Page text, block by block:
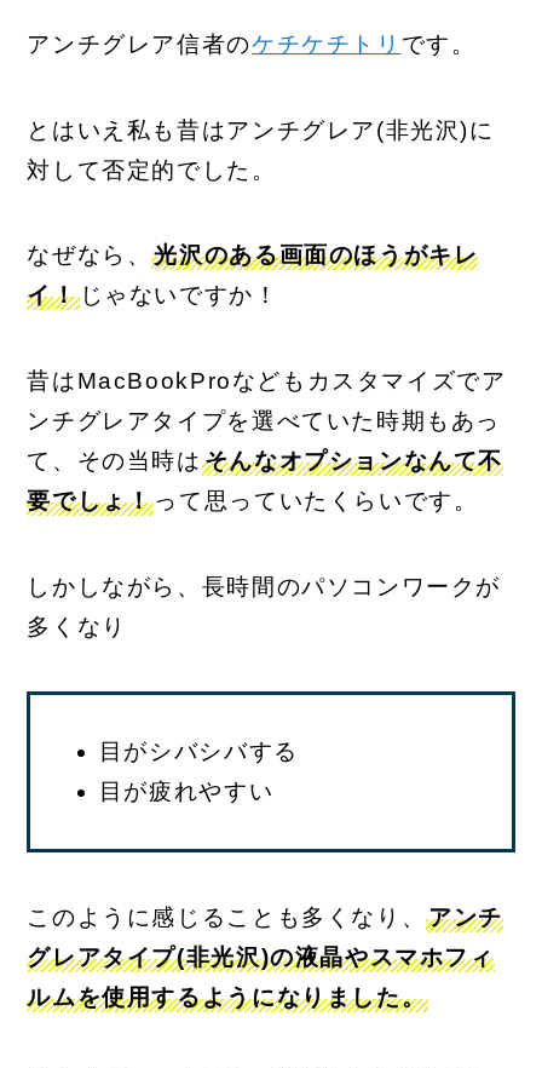
アンチグレア信者のケチケチトリ です。
とはいえ私も昔はアンチグレア(非光沢)に
対して否定的でした。
なぜなら、光沢のある画面のほうがキレ
イ！じゃないですか！
昔はMacBookProなどもカスタマイズでア
ンチグレアタイプを選べていた時期もあっ
て、その当時は そんなオプションなんて不
要でしょ！ って思っていたくらいです。
しかしながら、長時間のパソコンワークが
多くなり
目がシバシバする
目が疲れやすい
このように感じることも多くなり、アンチ
グレアタイプ(非光沢)の液晶やスマホフィ
ルムを使用するようになりました。